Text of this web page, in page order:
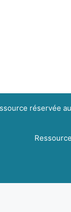
réservée